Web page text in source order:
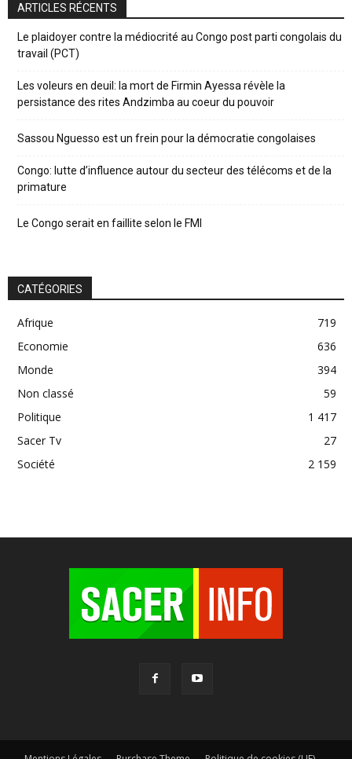
ARTICLES RÉCENTS
Le plaidoyer contre la médiocrité au Congo post parti congolais du
travail (PCT)
Les voleurs en deuil: la mort de Firmin Ayessa révèle la
persistance des rites Andzimba au coeur du pouvoir
Sassou Nguesso est un frein pour la démocratie congolaises
Congo: lutte d’influence autour du secteur des télécoms et de la
primature
Le Congo serait en faillite selon le FMI
CATÉGORIES
Afrique
719
Economie
636
Monde
394
Non classé
59
Politique
1 417
Sacer Tv
27
Société
2 159